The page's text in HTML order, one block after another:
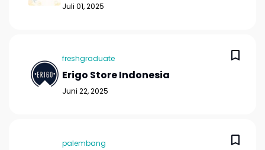
Juli 01, 2025
freshgraduate
Erigo Store Indonesia
Juni 22, 2025
palembang